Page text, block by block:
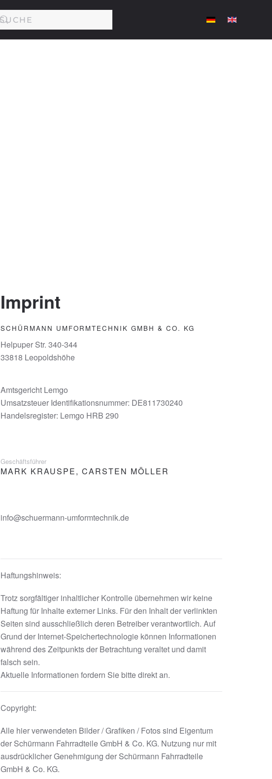
Imprint
SCHÜRMANN UMFORMTECHNIK GMBH & CO. KG
Helpuper Str. 340-344
33818 Leopoldshöhe
Amtsgericht Lemgo
Umsatzsteuer Identifikationsnummer: DE811730240
Handelsregister: Lemgo HRB 290
Geschäftsführer
MARK KRAUSPE, CARSTEN MÖLLER
info@schuermann-umformtechnik.de
Haftungshinweis:
Trotz sorgfältiger inhaltlicher Kontrolle übernehmen wir keine
Haftung für Inhalte externer Links. Für den Inhalt der verlinkten
Seiten sind ausschließlich deren Betreiber verantwortlich. Auf
Grund der Internet-Speichertechnologie können Informationen
während des Zeitpunkts der Betrachtung veraltet und damit
falsch sein.
Aktuelle Informationen fordern Sie bitte direkt an.
Copyright:
Alle hier verwendeten Bilder / Grafiken / Fotos sind Eigentum
der Schürmann Fahrradteile GmbH & Co. KG. Nutzung nur mit
ausdrücklicher Genehmigung der Schürmann Fahrradteile
GmbH & Co. KG.